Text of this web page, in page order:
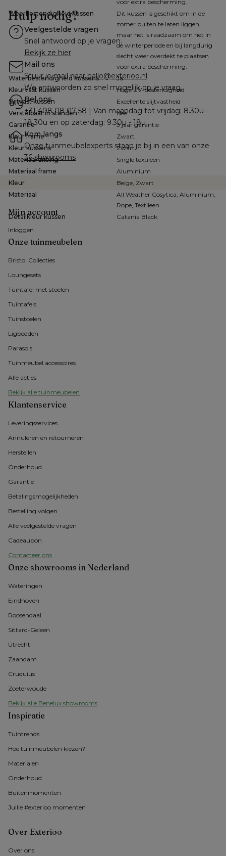
voor extra bescherming.
Weerbestendigheid kussen
Dit kussen is geschikt om in de
zomer buiten te laten liggen,
maar het is raadzaam om het in
de winterperiode en bij langdurig
slecht weer overdekt te plaatsen
voor extra bescherming.
Waterbestendigheid kussens
Ja
Kleurvast kussen
Hoge UV-bestendigheid
Slijtvast kussen
Excellente slijtvastheid
Verstelbaar in standen
Nee
Garantie
3 jaar garantie
Kleur frame
Zwart
Kleur kussens
Zwart
Materiaal zitting
Single textileen
Materiaal frame
Aluminium
Kleur
Beige, Zwart
Materiaal
All Weather Cosytica, Aluminium,
Rope, Textileen
Detailkleur kussen
Catania Black
Hulp nodig?
Veelgestelde vragen
Snel antwoord op je vragen.
Bekijk ze hier
Mail ons
Stuur je mail naar hallo@exterioo.nl
We antwoorden zo snel mogelijk op je vraag.
Bel ons
+31 408 08 07 58 | Van maandag tot vrijdag: 8.30u -
18.30u en op zaterdag: 9.30u - 18u
Kom langs
36 showrooms
Onze tuinmeubelen
Bristol Collecties
Loungesets
Tuintafel met stoelen
Tuintafels
Tuinstoelen
Ligbedden
Parasols
Tuinmeubel accessoires
Alle acties
Bekijk alle tuinmeubelen
Klantenservice
Leveringsservices
Annuleren en retourneren
Herstellen
Onderhoud
Garantie
Betalingsmogelijkheden
Bestelling volgen
Alle veelgestelde vragen
Cadeaubon
Contacteer ons
Onze showrooms in Nederland
Wateringen
Eindhoven
Roosendaal
Sittard-Geleen
Utrecht
Zaandam
Cruquius
Zoeterwoude
Bekijk alle Benelux showrooms
Inspiratie
Tuintrends
Hoe tuinmeubelen kiezen?
Materialen
Onderhoud
Buitenmomenten
Jullie #exterioo momenten
Over Exterioo
Over ons
Mijn account
Inloggen